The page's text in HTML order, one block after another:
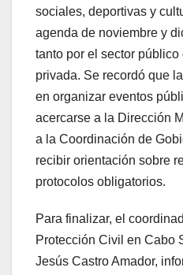
sociales, deportivas y
agenda de noviembre y
tanto por el sector
privada. Se recordó que
en organizar eventos
acercarse a la Dirección
a la Coordinación de
recibir orientación sobre
protocolos obligatorios.
Para finalizar, el
Protección Civil en Cabo
Jesús Castro Amador,